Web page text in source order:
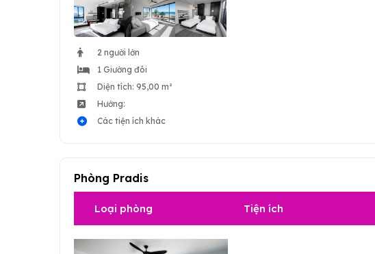
2 người lớn
1 Giường đôi
Diện tích: 95,00 m²
Hướng:
Các tiện ích khác
Phòng Pradis
Loại phòng Tiện ích